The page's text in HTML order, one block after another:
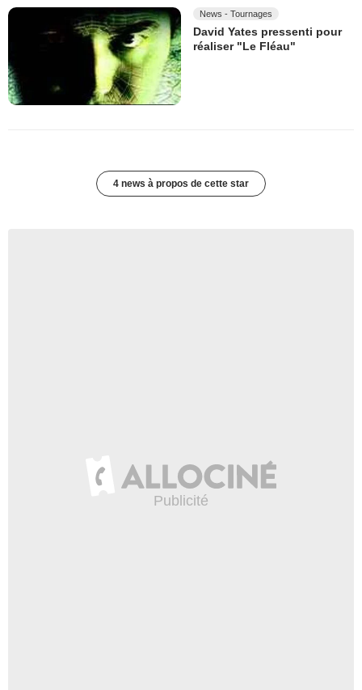
News - Tournages
David Yates pressenti pour
réaliser "Le Fléau"
4 news à propos de cette star